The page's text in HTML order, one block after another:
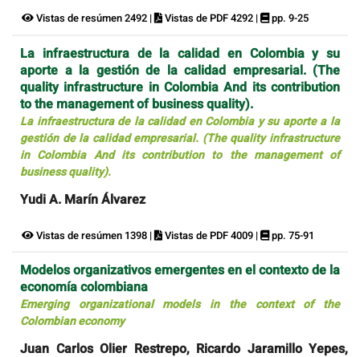
Vistas de resúmen 2492 | Vistas de PDF 4292 | pp. 9-25
La infraestructura de la calidad en Colombia y su
aporte a la gestión de la calidad empresarial. (The
quality infrastructure in Colombia And its contribution
to the management of business quality).
La infraestructura de la calidad en Colombia y su aporte a la
gestión de la calidad empresarial. (The quality infrastructure
in Colombia And its contribution to the management of
business quality).
Yudi A. Marín Álvarez
Vistas de resúmen 1398 | Vistas de PDF 4009 | pp. 75-91
Modelos organizativos emergentes en el contexto de la
economía colombiana
Emerging organizational models in the context of the
Colombian economy
Juan Carlos Olier Restrepo, Ricardo Jaramillo Yepes,